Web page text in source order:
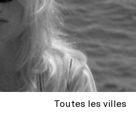
Toutes les villes